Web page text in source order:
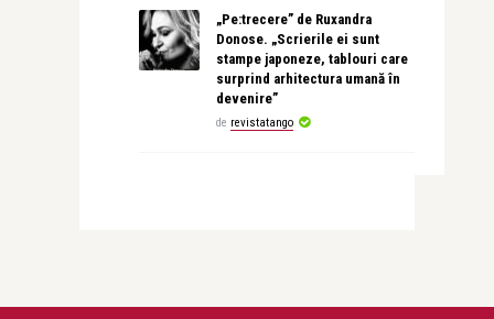
„Pe:trecere” de Ruxandra
Donose. „Scrierile ei sunt
stampe japoneze, tablouri care
surprind arhitectura umană în
devenire”
de revistatango